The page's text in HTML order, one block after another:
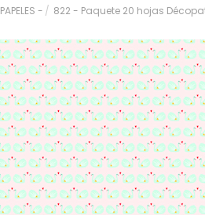
PAPELES - 822 - Paquete 20 hojas